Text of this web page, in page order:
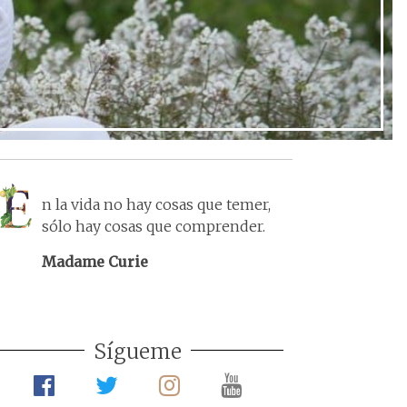
n la vida no hay cosas que temer,
sólo hay cosas que comprender.
Madame Curie
Sígueme